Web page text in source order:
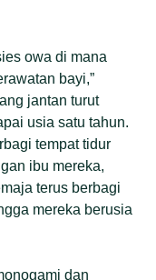
owa di mana
bayi,”
jantan turut
usia satu tahun.
tempat tidur
ibu mereka,
terus berbagi
mereka berusia
dan